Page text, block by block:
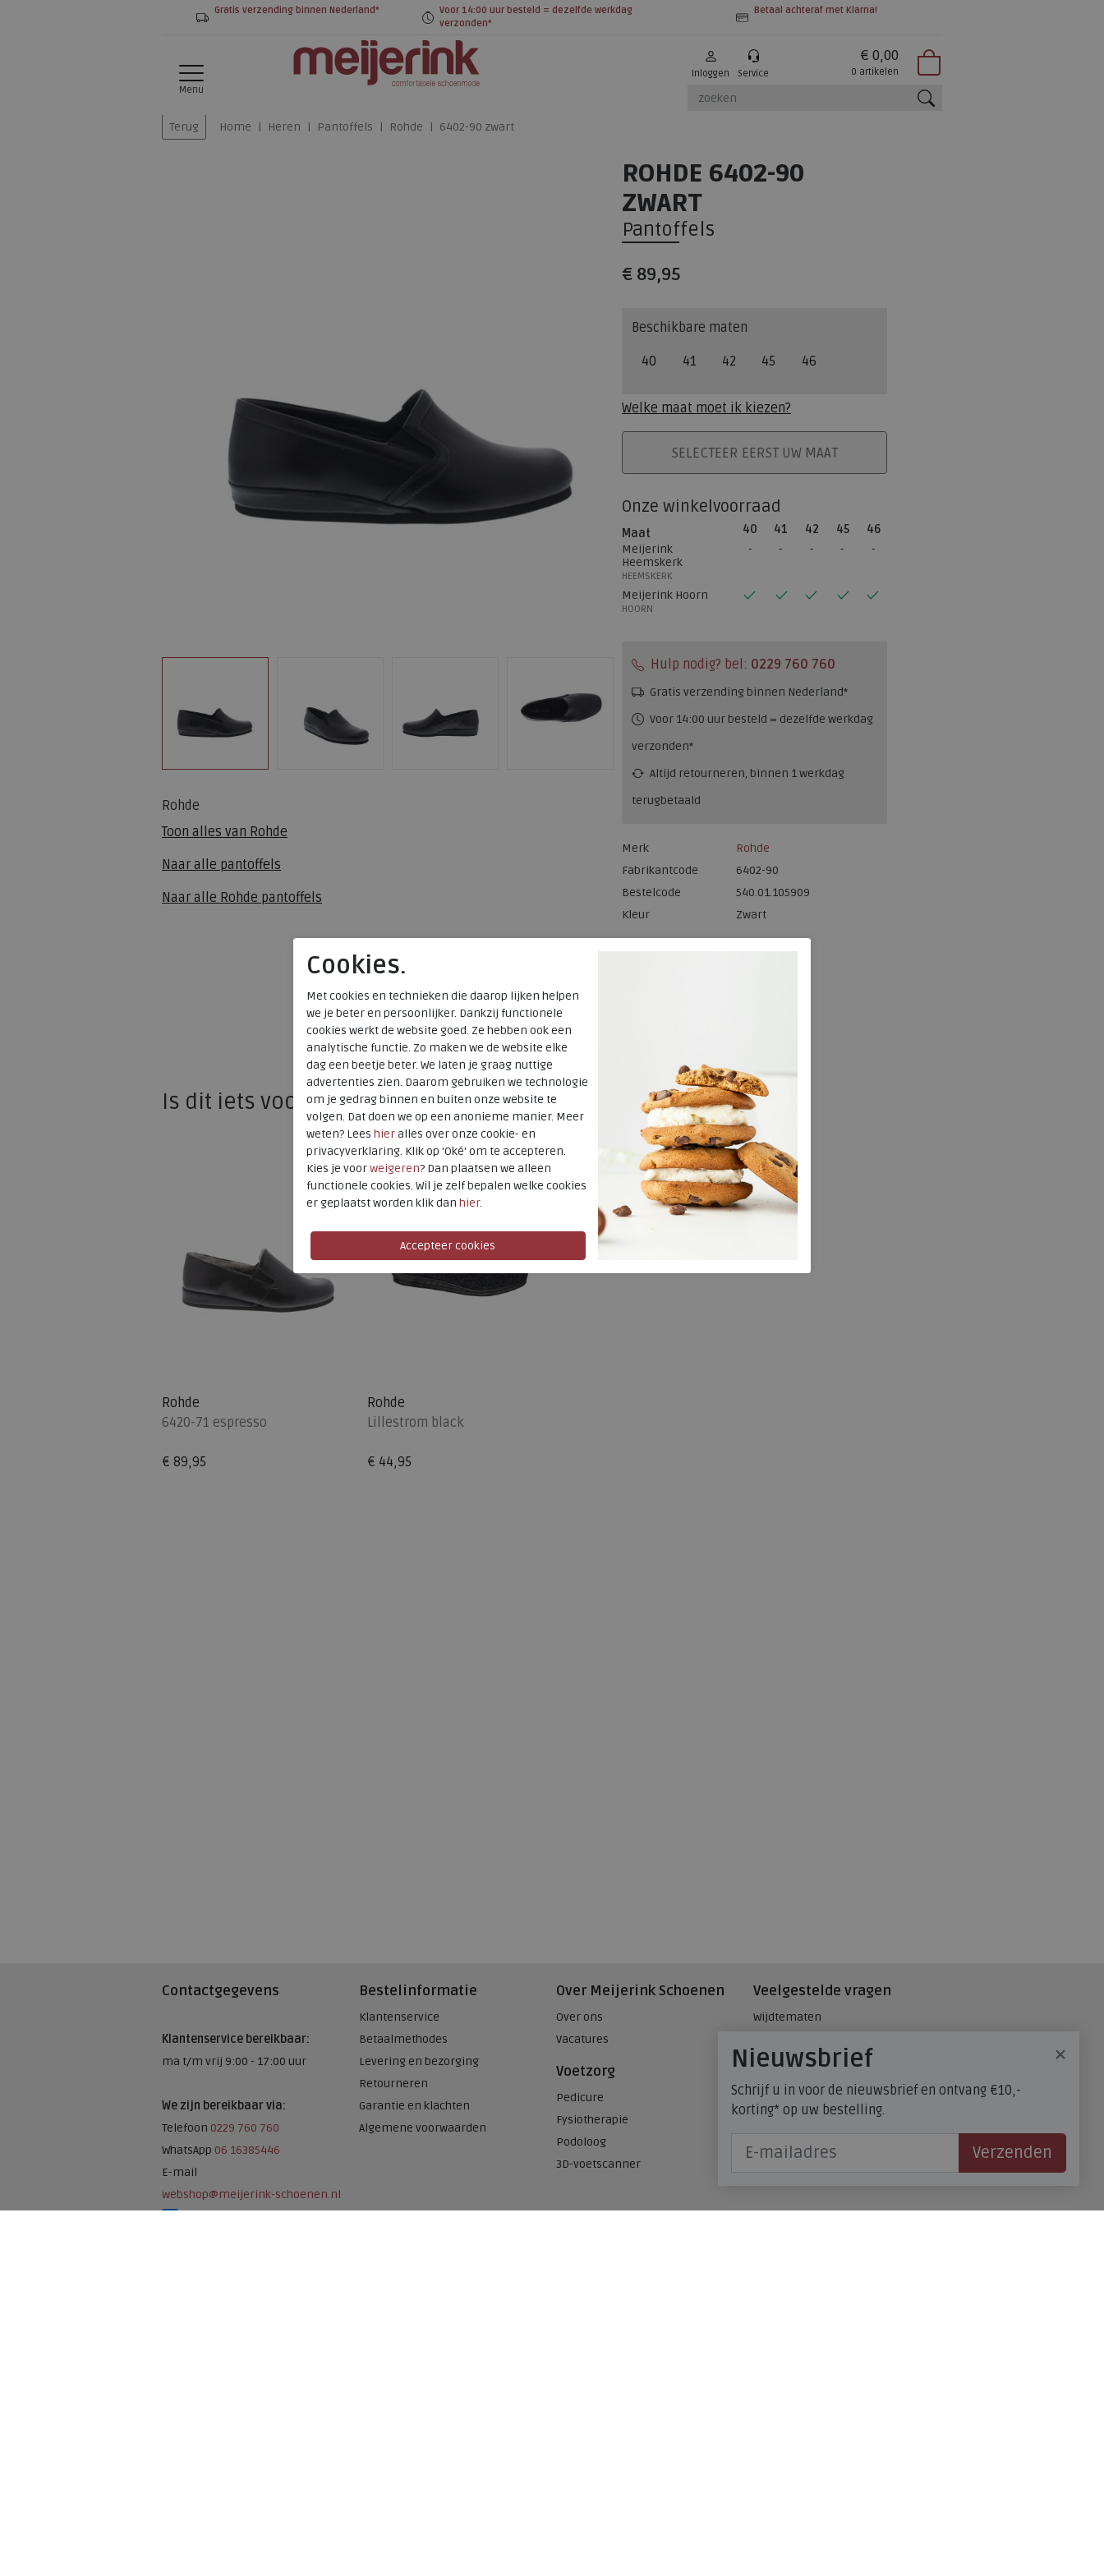
Gratis verzending binnen Nederland*
Voor 14:00 uur besteld = dezelfde werkdag
verzonden*
Betaal achteraf met Klarna!
Menu
Inloggen Service
€ 0,00
0 artikelen
Terug Home Heren Pantoffels Rohde 6402-90 zwart
Rohde
Toon alles van Rohde
Naar alle pantoffels
Naar alle Rohde pantoffels
ROHDE 6402-90
ZWART
Pantoffels
€ 89,95
Beschikbare maten
40 41 42 45 46
Welke maat moet ik kiezen?
PLAATS IN WINKELMAND
SELECTEER EERST UW MAAT
Onze winkelvoorraad
Maat 40 41 42 45
46
Meijerink
Heemskerk
HEEMSKERK
Meijerink Hoorn
HOORN
Hulp nodig? bel: 0229 760 760
Gratis verzending binnen Nederland*
Voor 14:00 uur besteld = dezelfde werkdag
verzonden*
Altijd retourneren, binnen 1 werkdag
terugbetaald
Merk
Rohde
Fabrikantcode
6402-90
Bestelcode
540.01.105909
Kleur
Zwart
Is dit iets voor u?
Rohde
6420-71 espresso
€ 89,95
Rohde
Lillestrom black
€ 44,95
Contactgegevens
Klantenservice bereikbaar:
ma t/m vrij 9:00 - 17:00 uur
We zijn bereikbaar via:
Telefoon 0229 760 760
WhatsApp 06 16385446
E-mail
webshop@meijerink-schoenen.nl
Bestelinformatie
Klantenservice
Betaalmethodes
Levering en bezorging
Retourneren
Garantie en klachten
Algemene voorwaarden
Over Meijerink Schoenen
Over ons
Vacatures
Voetzorg
Pedicure
Fysiotherapie
Podoloog
3D-voetscanner
Veelgestelde vragen
Wijdtematen
Maatadvies, wat is mijn
schoenmaat?
FitFlop - maatadvies
×
Nieuwsbrief
Schrijf u in voor de nieuwsbrief en ontvang €10,-
korting* op uw bestelling.
Verzenden
Cookies.
Met cookies en technieken die daarop lijken helpen
we je beter en persoonlijker. Dankzij functionele
cookies werkt de website goed. Ze hebben ook een
analytische functie. Zo maken we de website elke
dag een beetje beter. We laten je graag nuttige
advertenties zien. Daarom gebruiken we technologie
om je gedrag binnen en buiten onze website te
volgen. Dat doen we op een anonieme manier. Meer
weten? Lees hieralles over onze cookie- en
privacyverklaring. Klik op 'Oké' om te accepteren.
Kies je voorweigeren? Dan plaatsen we alleen
functionele cookies. Wil je zelf bepalen welke cookies
er geplaatst worden klik dan hier.